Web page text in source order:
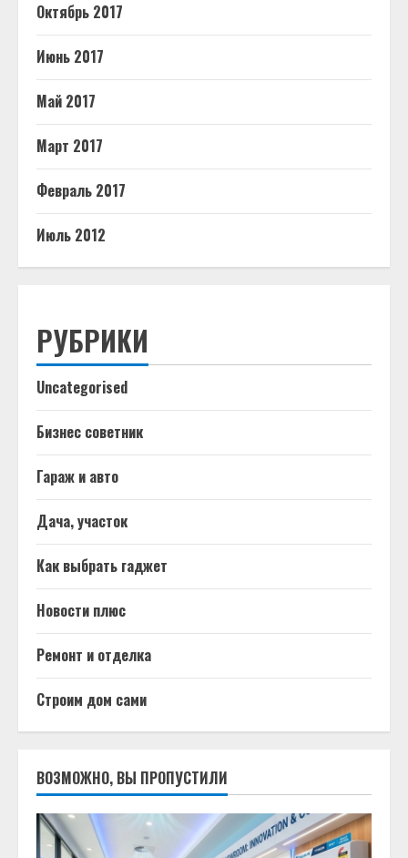
Октябрь 2017
Июнь 2017
Май 2017
Март 2017
Февраль 2017
Июль 2012
РУБРИКИ
Uncategorised
Бизнес советник
Гараж и авто
Дача, участок
Как выбрать гаджет
Новости плюс
Ремонт и отделка
Строим дом сами
ВОЗМОЖНО, ВЫ ПРОПУСТИЛИ